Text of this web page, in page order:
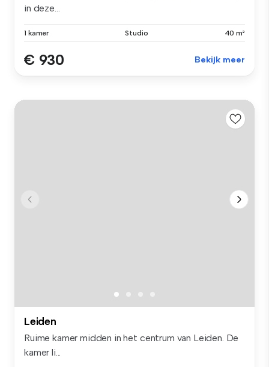
in deze...
1 kamer Studio 40 m²
€ 930 Bekijk meer
Leiden
Ruime kamer midden in het centrum van Leiden. De
kamer li...